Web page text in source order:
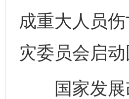
成重大人员
灾委员会启
国家发展
千年窑火 生生不息